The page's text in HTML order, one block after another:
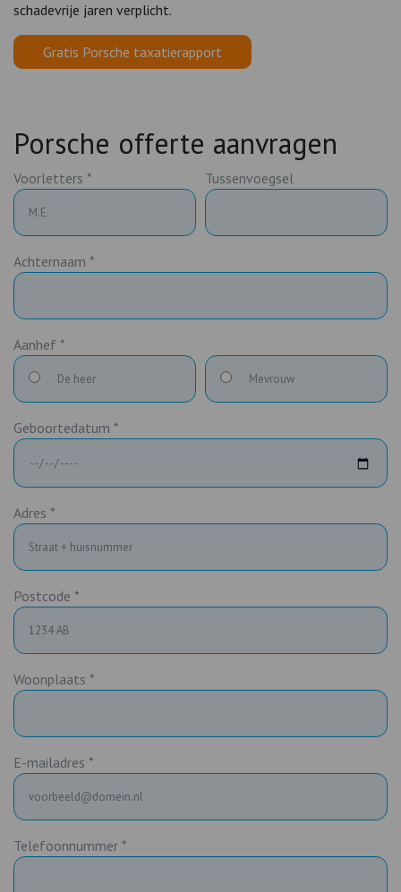
schadevrije jaren verplicht.
Gratis Porsche taxatierapport
Porsche offerte aanvragen
Voorletters * Tussenvoegsel
Achternaam *
Aanhef *
De heer Mevrouw
Geboortedatum *
Adres *
Postcode *
Woonplaats *
E-mailadres *
Telefoonnummer *